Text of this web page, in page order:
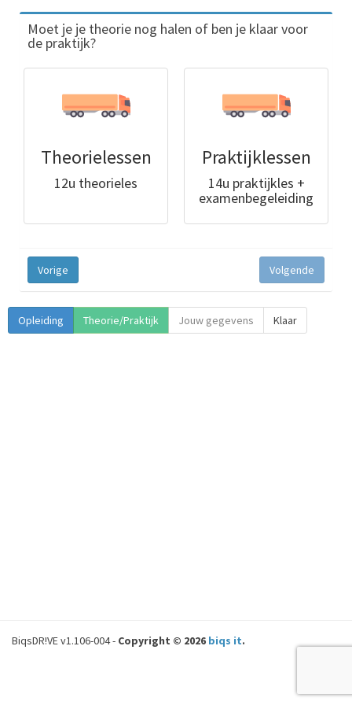
Moet je je theorie nog halen of ben je klaar voor
de praktijk?
Theorielessen
12u theorieles
Praktijklessen
14u praktijkles +
examenbegeleiding
Vorige Volgende
Opleiding Theorie/Praktijk Jouw gegevens Klaar
BiqsDR!VE v1.106-004 - Copyright © 2026 biqs it.